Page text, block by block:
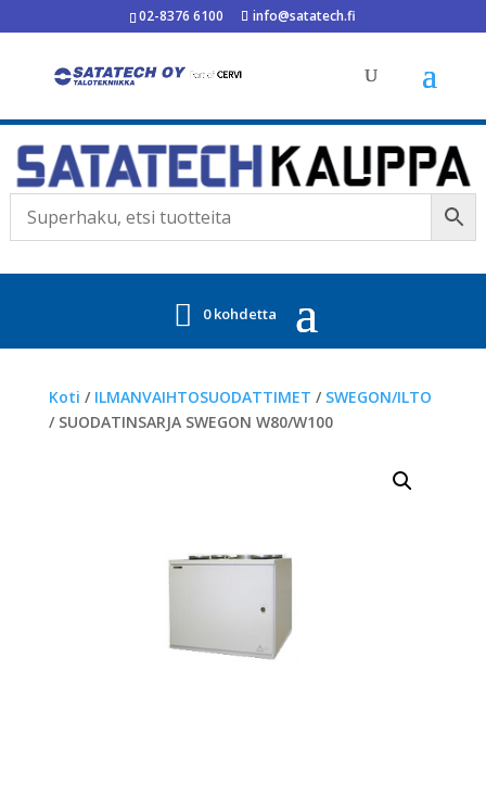
02-8376 6100 info@satatech.fi
0 kohdetta
Koti / ILMANVAIHTOSUODATTIMET / SWEGON/ILTO
/ SUODATINSARJA SWEGON W80/W100